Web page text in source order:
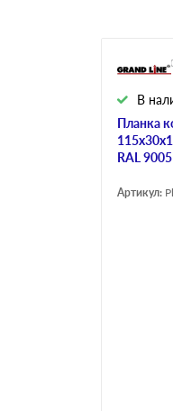
Планка
RAL
В
Арт.
Артикул: